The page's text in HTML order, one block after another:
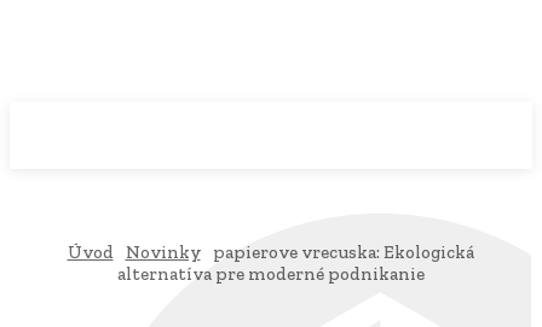
Úvod Novinky
papierove vrecuska: Ekologická
alternatíva pre moderné podnikanie